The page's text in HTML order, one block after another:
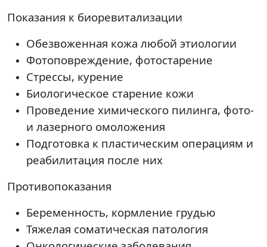
Показания к биоревитализации
Обезвоженная кожа любой этиологии
Фотоповреждение, фотостарение
Стрессы, курение
Биологическое старение кожи
Проведение химического пилинга, фото-
и лазерного омоложения
Подготовка к пластическим операциям и
реабилитация после них
Противопоказания
Беременность, кормление грудью
Тяжелая соматическая патология